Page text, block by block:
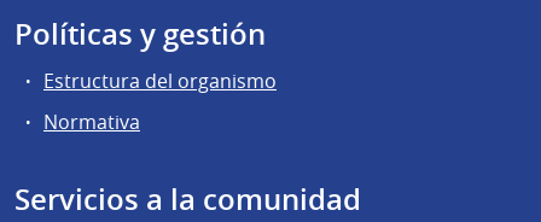
Políticas y gestión
Estructura del organismo
Normativa
Servicios a la comunidad